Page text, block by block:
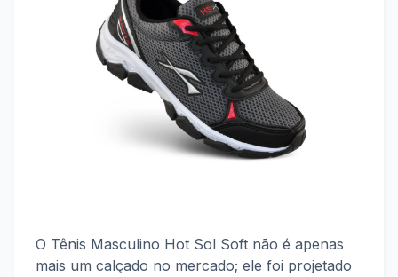
O Tênis Masculino Hot Sol Soft não é apenas
mais um calçado no mercado; ele foi projetado